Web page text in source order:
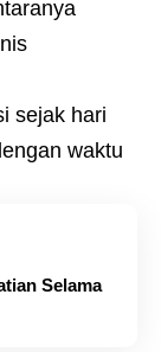
sejak hari
waktu
Selama